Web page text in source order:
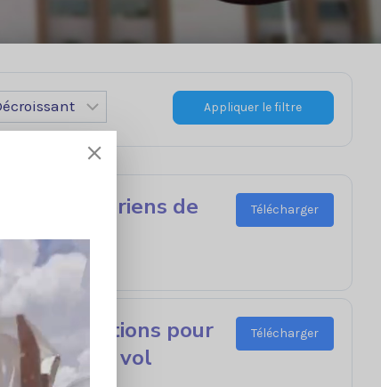
Appliquer le filtre
aériens de
Télécharger
pour
d'un vol
Télécharger